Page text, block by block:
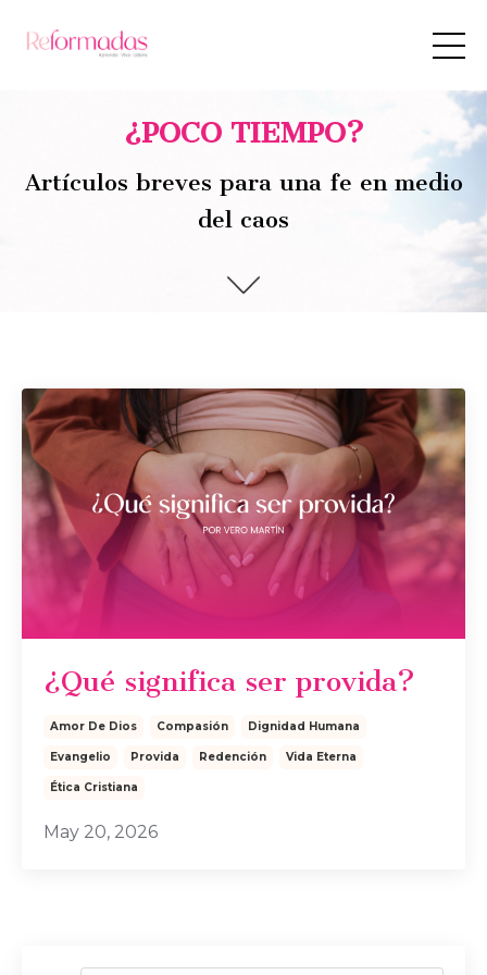
¿POCO TIEMPO?
Artículos breves para una fe en medio
del caos
¿Qué significa ser provida?
Amor De Dios Compasión Dignidad Humana
Evangelio Provida Redención Vida Eterna
Ética Cristiana
May 20, 2026